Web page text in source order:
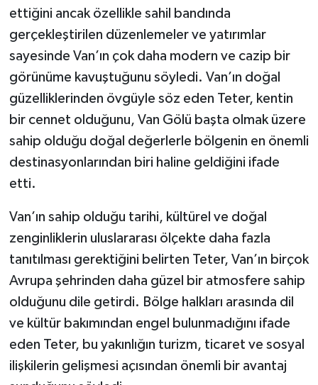
ettiğini ancak özellikle sahil bandında
gerçekleştirilen düzenlemeler ve yatırımlar
sayesinde Van’ın çok daha modern ve cazip bir
görünüme kavuştuğunu söyledi. Van’ın doğal
güzelliklerinden övgüyle söz eden Teter, kentin
bir cennet olduğunu, Van Gölü başta olmak üzere
sahip olduğu doğal değerlerle bölgenin en önemli
destinasyonlarından biri haline geldiğini ifade
etti.
Van’ın sahip olduğu tarihi, kültürel ve doğal
zenginliklerin uluslararası ölçekte daha fazla
tanıtılması gerektiğini belirten Teter, Van’ın birçok
Avrupa şehrinden daha güzel bir atmosfere sahip
olduğunu dile getirdi. Bölge halkları arasında dil
ve kültür bakımından engel bulunmadığını ifade
eden Teter, bu yakınlığın turizm, ticaret ve sosyal
ilişkilerin gelişmesi açısından önemli bir avantaj